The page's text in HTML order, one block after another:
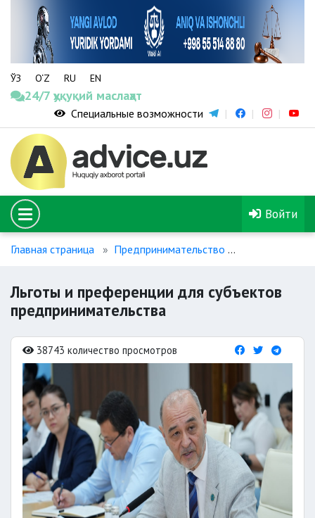
ЎЗ O‘Z RU EN
24/7 ҳуқуқий маслаҳат
Специальные возможности
Войти
Главная страница Предпринимательство
Льготы и преференции для субъектов
предпринимательства
38743 количество просмотров